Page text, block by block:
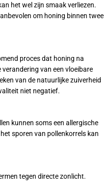
het wel zijn smaak verliezen.
om honing binnen twee
proces dat honing na
van een vloeibare
van de natuurlijke zuiverheid
niet negatief.
kunnen soms een allergische
sporen van pollenkorrels kan
tegen directe zonlicht.